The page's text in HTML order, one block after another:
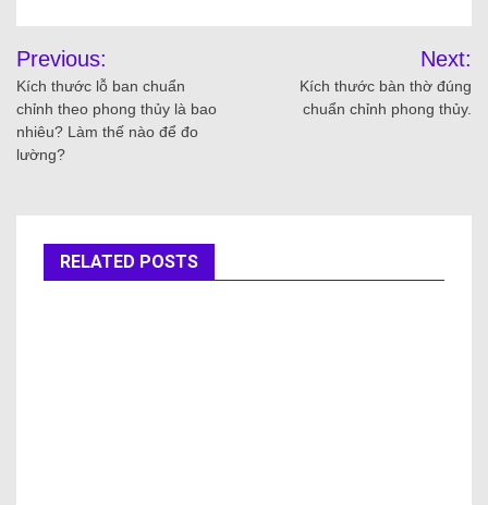
Previous:
Kích thước lỗ ban chuẩn
chỉnh theo phong thủy là bao
nhiêu? Làm thế nào để đo
lường?
Next:
Kích thước bàn thờ đúng
chuẩn chỉnh phong thủy.
RELATED POSTS